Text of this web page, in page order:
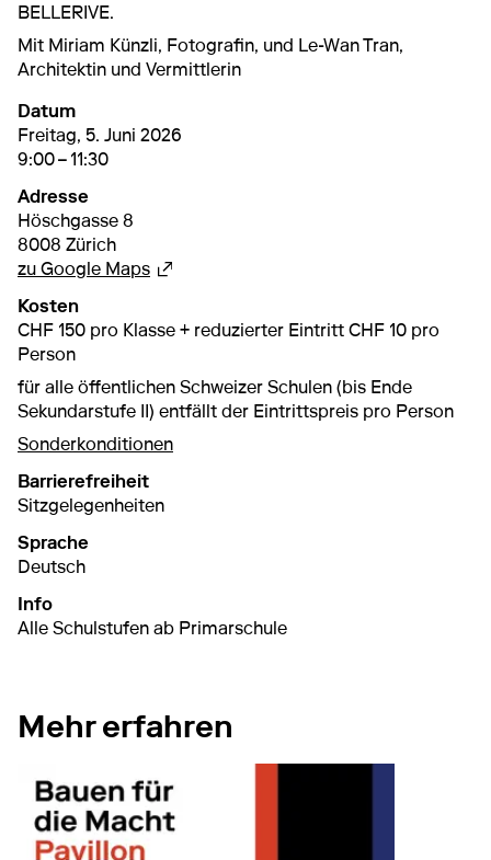
BELLERIVE.
Mit Miriam Künzli, Fotografin, und Le-Wan Tran,
Architektin und Vermittlerin
Datum
5. Juni 20269:00 – 11:30
Freitag, 5. Juni 2026
9:00 – 11:30
Adresse
Höschgasse 8
8008 Zürich
zu Google MapsExterner Link
Kosten
CHF 150 pro Klasse + reduzierter Eintritt CHF 10 pro
Person
für alle öffentlichen Schweizer Schulen (bis Ende
Sekundarstufe II) entfällt der Eintrittspreis pro Person
Sonderkonditionen
Barrierefreiheit
Sitzgelegenheiten
Sprache
Deutsch
Info
Alle Schulstufen ab Primarschule
Mehr erfahren